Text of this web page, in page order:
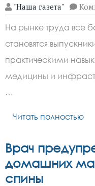
"Наша газета"
На рынке труда все
становятся
практическими
медицины и
…
Читать полностью
Врач
домашних
спины